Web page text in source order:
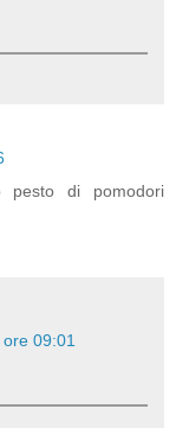
pesto di pomodori
09:01